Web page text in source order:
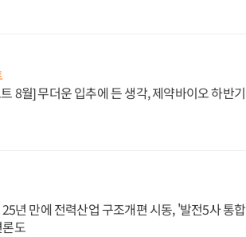
8월] 무더운 입추에 든 생각, 제약바이오 하반
년 만에 전력산업 구조개편 시동, '발전5사 통
도